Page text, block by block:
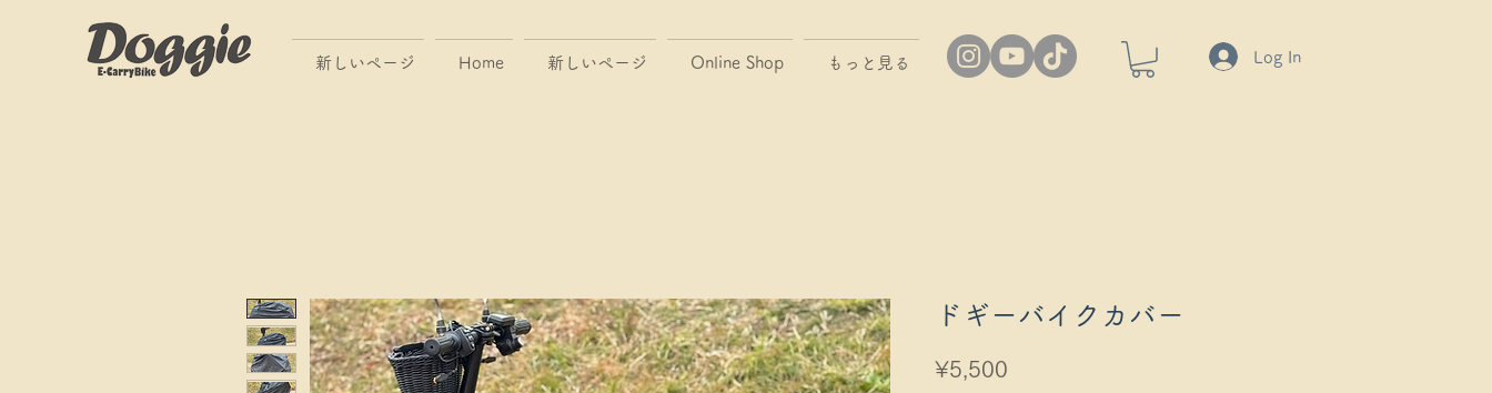
新しいページ Home 新しいページ Online Shop もっと見る Log In
ドギーバイクカバー
¥5,500